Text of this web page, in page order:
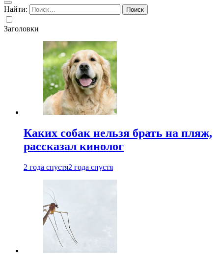
Найти:
Заголовки
Каких собак нельзя брать на пляж,
рассказал кинолог
2 года спустя2 года спустя